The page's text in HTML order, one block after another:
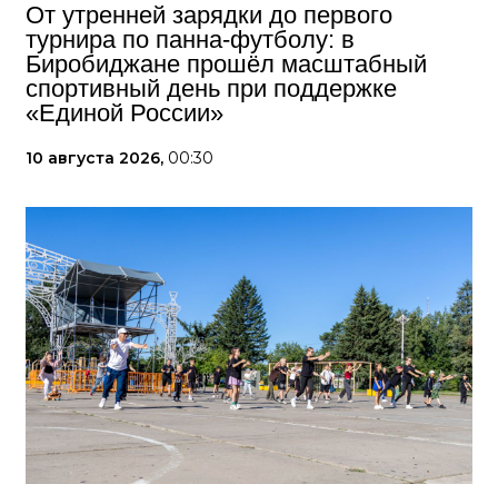
От утренней зарядки до первого
турнира по панна-футболу: в
Биробиджане прошёл масштабный
спортивный день при поддержке
«Единой России»
10 августа 2026, 00:30